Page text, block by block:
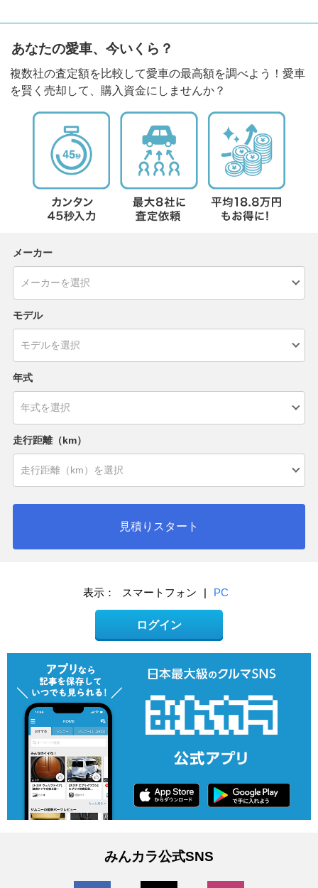
あなたの愛車、今いくら？
複数社の査定額を比較して愛車の最高額を調べよう！愛車
を賢く売却して、購入資金にしませんか？
メーカー
モデル
年式
走行距離（km）
見積りスタート
表示： スマートフォン | PC
ログイン
みんカラ公式SNS